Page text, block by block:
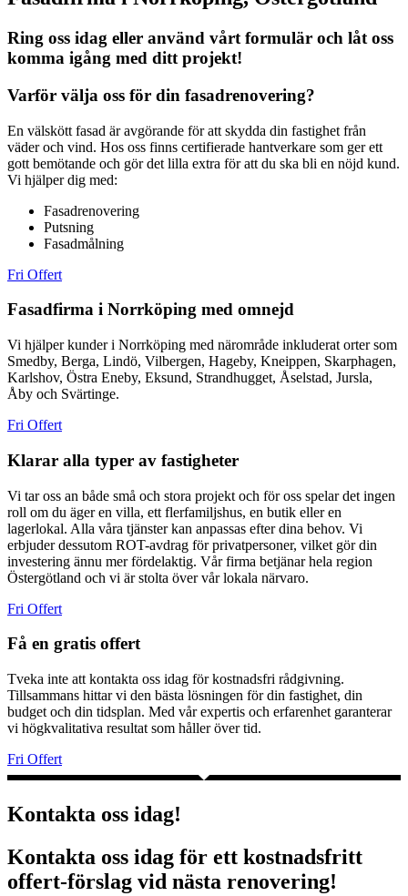
Ring oss idag eller använd vårt formulär och låt oss
komma igång med ditt projekt!
Varför välja oss för din fasadrenovering?
En välskött fasad är avgörande för att skydda din fastighet från
väder och vind. Hos oss finns certifierade hantverkare som ger ett
gott bemötande och gör det lilla extra för att du ska bli en nöjd kund.
Vi hjälper dig med:
Fasadrenovering
Putsning
Fasadmålning
Fri Offert
Fasadfirma i Norrköping med omnejd
Vi hjälper kunder i Norrköping med närområde inkluderat orter som
Smedby, Berga, Lindö, Vilbergen, Hageby, Kneippen, Skarphagen,
Karlshov, Östra Eneby, Eksund, Strandhugget, Åselstad, Jursla,
Åby och Svärtinge.
Fri Offert
Klarar alla typer av fastigheter
Vi tar oss an både små och stora projekt och för oss spelar det ingen
roll om du äger en villa, ett flerfamiljshus, en butik eller en
lagerlokal. Alla våra tjänster kan anpassas efter dina behov. Vi
erbjuder dessutom ROT-avdrag för privatpersoner, vilket gör din
investering ännu mer fördelaktig. Vår firma betjänar hela region
Östergötland och vi är stolta över vår lokala närvaro.
Fri Offert
Få en gratis offert
Tveka inte att kontakta oss idag för kostnadsfri rådgivning.
Tillsammans hittar vi den bästa lösningen för din fastighet, din
budget och din tidsplan. Med vår expertis och erfarenhet garanterar
vi högkvalitativa resultat som håller över tid.
Fri Offert
Kontakta oss idag!
Kontakta oss idag för ett kostnadsfritt
offert-förslag vid nästa renovering!